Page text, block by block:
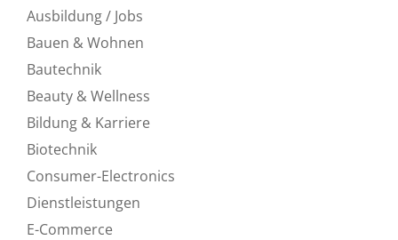
Ausbildung / Jobs
Bauen & Wohnen
Bautechnik
Beauty & Wellness
Bildung & Karriere
Biotechnik
Consumer-Electronics
Dienstleistungen
E-Commerce